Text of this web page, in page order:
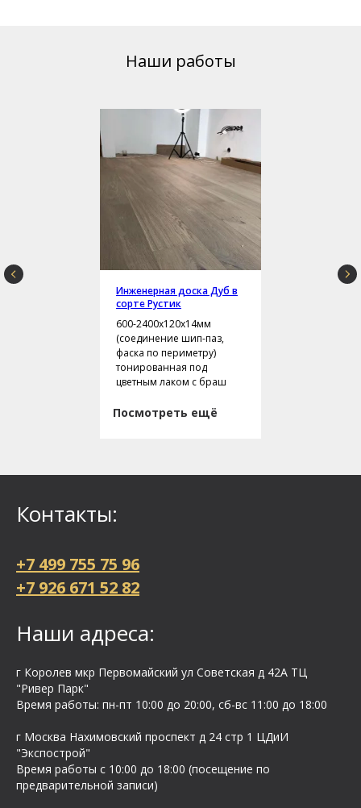
Наши работы
Инженерная доска Дуб в
сорте Рустик
600-2400х120х14мм
(соединение шип-паз,
фаска по периметру)
тонированная под
цветным лаком с браш
Посмотреть ещё
Контакты:
+7 499 755 75 96
+7 926 671 52 82
Наши адреса:
г Королев мкр Первомайский ул Cоветская д 42А ТЦ
"Ривер Парк"
Время работы: пн-пт 10:00 до 20:00, сб-вс 11:00 до 18:00
г Москва Нахимовский проспект д 24 стр 1 ЦДиИ
"Экспострой"
Время работы с 10:00 до 18:00 (посещение по
предварительной записи)